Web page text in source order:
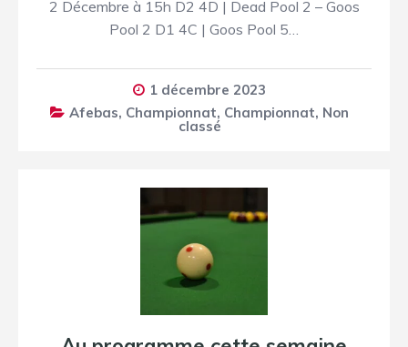
2 Décembre à 15h D2 4D | Dead Pool 2 – Goos
Pool 2 D1 4C | Goos Pool 5…
1 décembre 2023
Afebas, Championnat, Championnat, Non
classé